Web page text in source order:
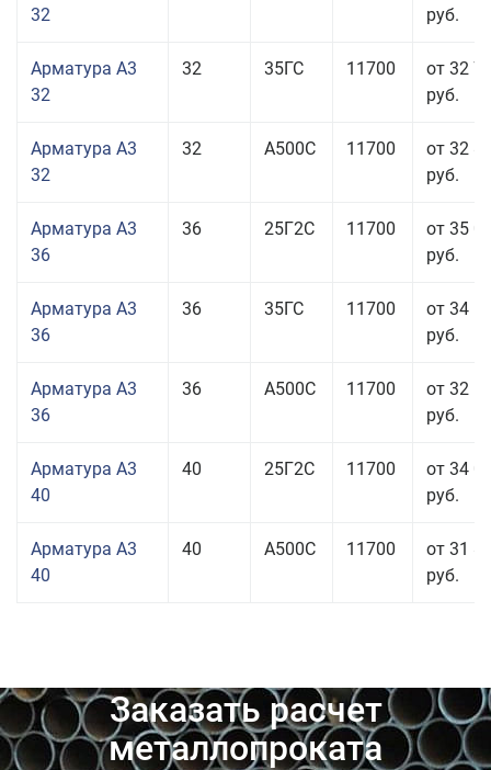
32
руб.
Арматура А3
32
32 35ГС 11700
от 32
руб.
Арматура А3
32
32 А500С 11700
от 32
руб.
Арматура А3
36
36 25Г2С 11700
от 35
руб.
Арматура А3
36
36 35ГС 11700
от 34
руб.
Арматура А3
36
36 А500С 11700
от 32
руб.
Арматура А3
40
40 25Г2С 11700
от 34
руб.
Арматура А3
40
40 А500С 11700
от 31
руб.
Заказать расчет
металлопроката